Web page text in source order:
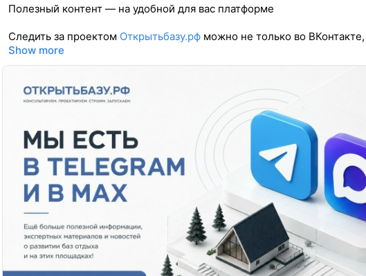
Полезный контент — на удобной для вас платформе
Следить за проектом Открытьбазу.рф можно не только во ВКонтакте,
Show more